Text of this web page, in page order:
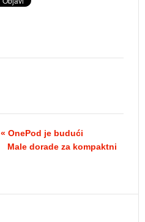
« OnePod je budući
Male dorade za kompaktni